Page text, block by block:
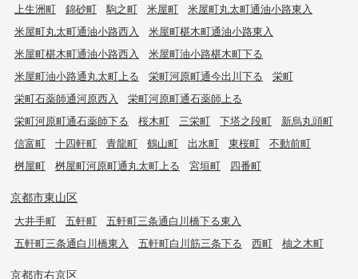
上生洲町
錦砂町 駒之町 米屋町
米屋町丸太町通油小路東入
米屋町丸太町通油小路西入
米屋町椹木町通油小路東入
米屋町椹木町通油小路西入
米屋町油小路椹木町下る
米屋町油小路通丸太町上る
栄町河原町通今出川下る
栄町
栄町石薬師通河原西入
栄町河原町通石薬師上る
栄町河原町通石薬師下る
桜木町 三栄町 下塔之段町
新烏丸頭町
信富町
十四軒町 青龍町 鶴山町 出水町 東桜町
不動前町
桝屋町
桝屋町河原町通丸太町上る 宮垣町 四番町
京都市東山区
大井手町 五軒町
五軒町三条通白川橋下る東入
五軒町三条通白川橋東入
五軒町白川筋三条下る 西町 柚之木町
京都市右京区